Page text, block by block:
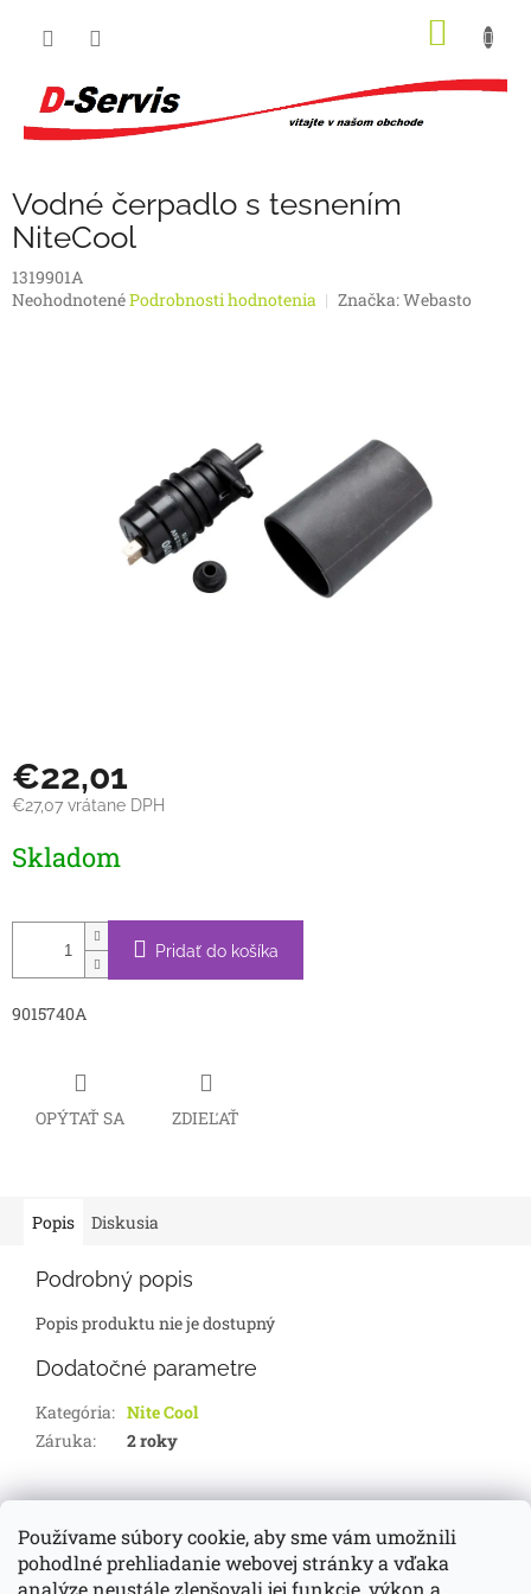
Používame súbory cookie, aby sme vám umožnili
pohodlné prehliadanie webovej stránky a vďaka
analýze neustále zlepšovali jej funkcie, výkon a
Vodné čerpadlo s tesnením
NiteCool
1319901A
Priemerné
NeohodnotenéPodrobnosti hodnotenia Značka:Webasto
€22,01
€27,07 vrátane DPH
cena:
Skladom
Pridať do košíka
9015740A
OPÝTAŤ SA ZDIEĽAŤ
Popis Diskusia
Podrobný popis
Popis produktu nie je dostupný
Dodatočné parametre
Kategória: Nite Cool
Záruka: 2 roky
Z
d-servis.sk webasto.sk eberspächer.sk